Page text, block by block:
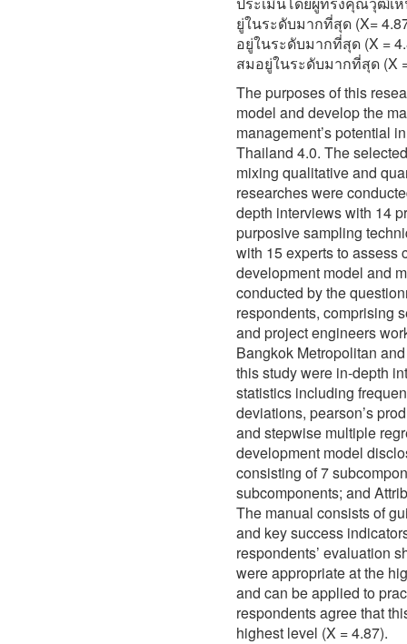
ยู่ในระดับมากที่สุด (X=
อยู่ในระดับมากที่สุด (X =
สมอยู่ในระดับมากที่สุด (X
The purposes of this
model and develop the
management’s potential
Thailand 4.0. The
mixing qualitative and
researches were
depth interviews with 14
purposive sampling
with 15 experts to assess
development model and
conducted by the
respondents, comprising
and project engineers
Bangkok Metropolitan
this study were in-depth
statistics including
deviations, pearson’s
and stepwise multiple
development model
consisting of 7
subcomponents; and
The manual consists of
and key success
respondents’ evaluation
were appropriate at the
and can be applied to
respondents agree that
highest level (X = 4.87).